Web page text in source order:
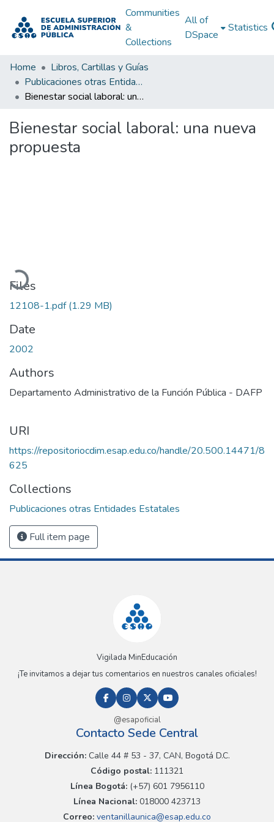
Communities
&
Collections
All of
DSpace
Statistics
Home
Libros, Cartillas y Guías
Publicaciones otras Entidades Estatales
Bienestar social laboral: una nueva propuesta
Bienestar social laboral: una nueva
propuesta
Loading...
Files
12108-1.pdf(1.29 MB)
Date
2002
Authors
Departamento Administrativo de la Función Pública - DAFP
URI
https://repositoriocdim.esap.edu.co/handle/20.500.14471/8
625
Collections
Publicaciones otras Entidades Estatales
Full item page
Vigilada MinEducación
¡Te invitamos a dejar tus comentarios en nuestros canales oficiales!
@esapoficial
Contacto Sede Central
Dirección:Calle 44 # 53 - 37, CAN, Bogotá D.C.
Código postal: 111321
Línea Bogotá:(+57) 601 7956110
Línea Nacional: 018000 423713
Correo: ventanillaunica@esap.edu.co